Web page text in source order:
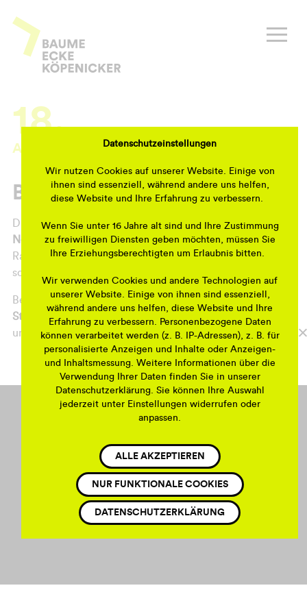
Inhalt
springen
Baume Ecke Köpenicker
18.
Apr
BSR-Kieztag im Plänterwald
Die Veranstaltung findet von 8 bis 13 Uhr in der
Neuen Krugallee 4, im Hinterhof auf dem Parkplatz am
Rathaus Treptow, statt. Alle Termine innerhalb Berlins
sowie weitere Informationen finden Sie
Beim Kieztag im Plänterwald ist außerdem das
Stadtteilzentrum Waldi
mit einem Infostand vertreten
und freut sich auf Ihren Besuch.
Datenschutzerklärung
Datenschutzeinstellungen
Wir nutzen Cookies auf unserer Website. Einige von
ihnen sind essenziell, während andere uns helfen,
diese Website und Ihre Erfahrung zu verbessern.
Wenn Sie unter 16 Jahre alt sind und Ihre Zustimmung
zu freiwilligen Diensten geben möchten, müssen Sie
Ihre Erziehungsberechtigten um Erlaubnis bitten.
Wir verwenden Cookies und andere Technologien auf
unserer Website. Einige von ihnen sind essenziell,
während andere uns helfen, diese Website und Ihre
Erfahrung zu verbessern. Personenbezogene Daten
können verarbeitet werden (z. B. IP-Adressen), z. B. für
personalisierte Anzeigen und Inhalte oder Anzeigen-
und Inhaltsmessung. Weitere Informationen über die
Verwendung Ihrer Daten finden Sie in unserer
Datenschutzerklärung. Sie können Ihre Auswahl
jederzeit unter Einstellungen widerrufen oder
anpassen.
ALLE AKZEPTIEREN
NUR FUNKTIONALE COOKIES
DATENSCHUTZERKLÄRUNG